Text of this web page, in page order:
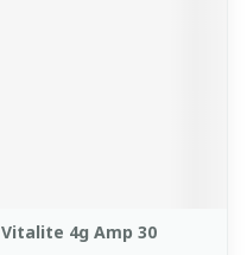
Vitalite 4g Amp 30